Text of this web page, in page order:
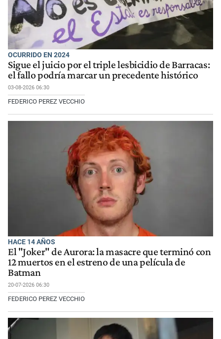
OCURRIDO EN 2024
Sigue el juicio por el triple lesbicidio de Barracas:
el fallo podría marcar un precedente histórico
03-08-2026 06:30
FEDERICO PEREZ VECCHIO
HACE 14 AÑOS
El "Joker" de Aurora: la masacre que terminó con
12 muertos en el estreno de una película de
Batman
20-07-2026 06:30
FEDERICO PEREZ VECCHIO